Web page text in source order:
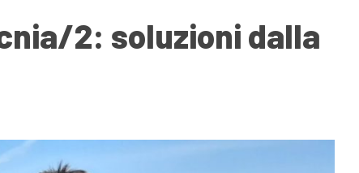
2: soluzioni dalla